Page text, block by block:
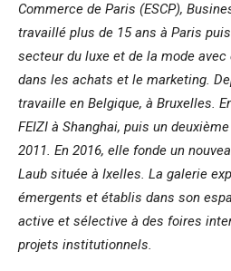
Commerce de Paris (ESCP),
travaillé plus de 15 ans à Paris
secteur du luxe et de la mode
dans les achats et le marketing.
travaille en Belgique, à Bruxelles.
FEIZI à Shanghai, puis un
2011. En 2016, elle fonde un
Laub située à Ixelles. La galerie
émergents et établis dans son
active et sélective à des foires
projets institutionnels.